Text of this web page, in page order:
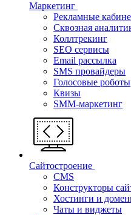
Маркетинг
Рекламные
Cквозная
Коллтрекинг
SEO сервисы
Email расcылка
SMS провайдеры
Голосовые роботы
Квизы
SMM-маркетинг
Сайтостроение
CMS
Конструкторы
Хостинги и
Чаты и виджеты